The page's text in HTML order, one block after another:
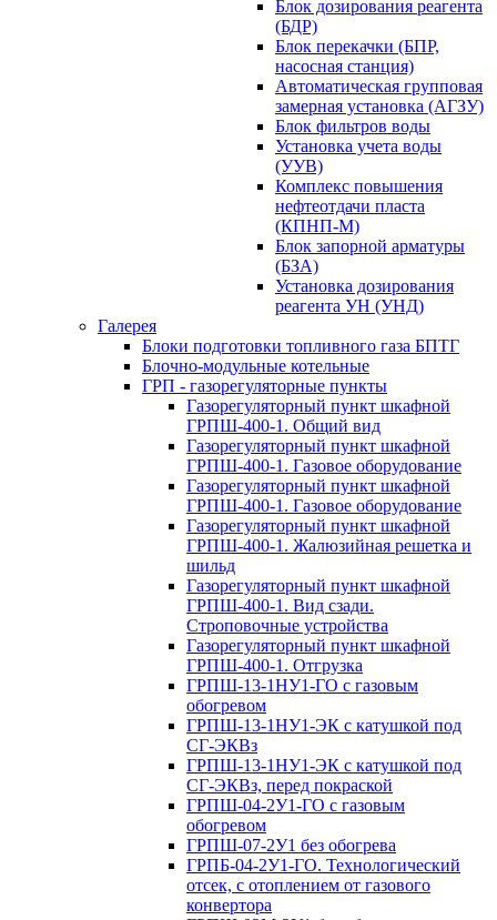
Блок дозирования реагента
(БДР)
Блок перекачки (БПР,
насосная станция)
Автоматическая групповая
замерная установка (АГЗУ)
Блок фильтров воды
Установка учета воды
(УУВ)
Комплекс повышения
нефтеотдачи пласта
(КПНП-М)
Блок запорной арматуры
(БЗА)
Установка дозирования
реагента УН (УНД)
Галерея
Блоки подготовки топливного газа БПТГ
Блочно-модульные котельные
ГРП - газорегуляторные пункты
Газорегуляторный пункт шкафной
ГРПШ-400-1. Общий вид
Газорегуляторный пункт шкафной
ГРПШ-400-1. Газовое оборудование
Газорегуляторный пункт шкафной
ГРПШ-400-1. Газовое оборудование
Газорегуляторный пункт шкафной
ГРПШ-400-1. Жалюзийная решетка и
шильд
Газорегуляторный пункт шкафной
ГРПШ-400-1. Вид сзади.
Строповочные устройства
Газорегуляторный пункт шкафной
ГРПШ-400-1. Отгрузка
ГРПШ-13-1НУ1-ГО с газовым
обогревом
ГРПШ-13-1НУ1-ЭК с катушкой под
СГ-ЭКВз
ГРПШ-13-1НУ1-ЭК с катушкой под
СГ-ЭКВз, перед покраской
ГРПШ-04-2У1-ГО с газовым
обогревом
ГРПШ-07-2У1 без обогрева
ГРПБ-04-2У1-ГО. Технологический
отсек, с отоплением от газового
конвертора